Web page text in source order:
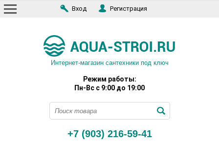
Вход Регистрация
Интернет-магазин сантехники под ключ
Режим работы:
Пн-Вс с 9:00 до 19:00
+7 (903) 216-59-41